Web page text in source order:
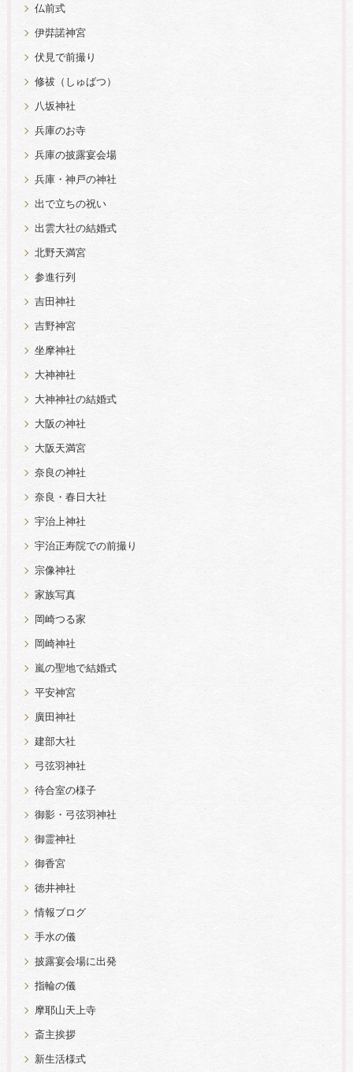
仏前式
伊弉諾神宮
伏見で前撮り
修祓（しゅばつ）
八坂神社
兵庫のお寺
兵庫の披露宴会場
兵庫・神戸の神社
出で立ちの祝い
出雲大社の結婚式
北野天満宮
参進行列
吉田神社
吉野神宮
坐摩神社
大神神社
大神神社の結婚式
大阪の神社
大阪天満宮
奈良の神社
奈良・春日大社
宇治上神社
宇治正寿院での前撮り
宗像神社
家族写真
岡崎つる家
岡崎神社
嵐の聖地で結婚式
平安神宮
廣田神社
建部大社
弓弦羽神社
待合室の様子
御影・弓弦羽神社
御霊神社
御香宮
徳井神社
情報ブログ
手水の儀
披露宴会場に出発
指輪の儀
摩耶山天上寺
斎主挨拶
新生活様式